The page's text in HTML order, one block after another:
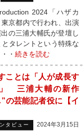
2024「ハザカ
京都内で行われ、出演
の三浦大輔氏が登壇し
タレントという特殊な
・ 続きを読む
ことは「人が成長す
三浦大輔の新作
の芸能記者役に【イ
タビュー 2024年3月15日